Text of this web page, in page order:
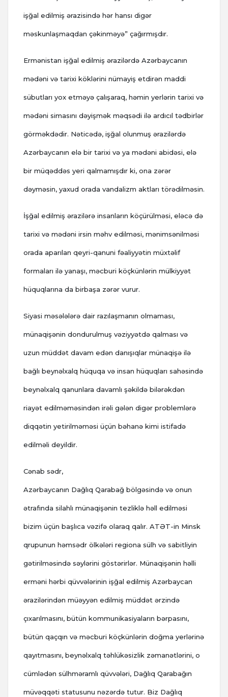
işğal edilmiş ərazisində hər hansı digər
məskunlaşmaqdan çəkinməyə” çağırmışdır.
Ermənistan işğal edilmiş ərazilərdə Azərbaycanın
mədəni və tarixi köklərini nümayiş etdirən maddi
sübutları yox etməyə çalışaraq, həmin yerlərin tarixi və
mədəni simasını dəyişmək məqsədi ilə ardıcıl tədbirlər
görməkdədir. Nəticədə, işğal olunmuş ərazilərdə
Azərbaycanın elə bir tarixi və ya mədəni abidəsi, elə
bir müqəddəs yeri qalmamışdır ki, ona zərər
dəyməsin, yaxud orada vandalizm aktları törədilməsin.
İşğal edilmiş ərazilərə insanların köçürülməsi, eləcə də
tarixi və mədəni irsin məhv edilməsi, mənimsənilməsi
orada aparılan qeyri-qanuni fəaliyyətin müxtəlif
formaları ilə yanaşı, məcburi köçkünlərin mülkiyyət
hüquqlarına da birbaşa zərər vurur.
Siyasi məsələlərə dair razılaşmanın olmaması,
münaqişənin dondurulmuş vəziyyətdə qalması və
uzun müddət davam edən danışıqlar münaqişə ilə
bağlı beynəlxalq hüquqa və insan hüquqları sahəsində
beynəlxalq qanunlara davamlı şəkildə bilərəkdən
riayət edilməməsindən irəli gələn digər problemlərə
diqqətin yetirilməməsi üçün bəhanə kimi istifadə
edilməli deyildir.
Cənab sədr,
Azərbaycanın Dağlıq Qarabağ bölgəsində və onun
ətrafında silahlı münaqişənin tezliklə həll edilməsi
bizim üçün başlıca vəzifə olaraq qalır. ATƏT-in Minsk
qrupunun həmsədr ölkələri regiona sülh və sabitliyin
gətirilməsində səylərini göstərirlər. Münaqişənin həlli
erməni hərbi qüvvələrinin işğal edilmiş Azərbaycan
ərazilərindən müəyyən edilmiş müddət ərzində
çıxarılmasını, bütün kommunikasiyaların bərpasını,
bütün qaçqın və məcburi köçkünlərin doğma yerlərinə
qayıtmasını, beynəlxalq təhlükəsizlik zəmanətlərini, o
cümlədən sülhməramlı qüvvələri, Dağlıq Qarabağın
müvəqqəti statusunu nəzərdə tutur. Biz Dağlıq